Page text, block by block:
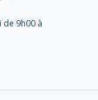
9h00 à